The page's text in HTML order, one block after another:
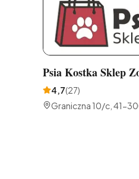
Psia Kostka Sklep
4,7(27)
Graniczna 10/c, 41-